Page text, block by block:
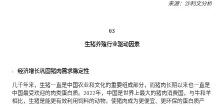
来源：沙利文分析
03
生猪养殖行业驱动因素
经济增长巩固猪肉需求稳定性
几千年来，生猪一直是中国农业和文化的重要组成部分，而猪肉长期以来也一直是
中国最受欢迎的肉类蛋白质。2022年，中国是世界上最大的猪肉消费国，与牛和羊
相比，生猪是能更有效利用饲料的动物，使猪肉成为更便宜、更环保的蛋白质产